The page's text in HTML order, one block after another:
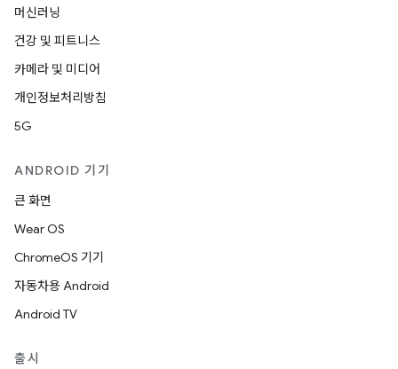
머신러닝
건강 및 피트니스
카메라 및 미디어
개인정보처리방침
5G
ANDROID 기기
큰 화면
Wear OS
ChromeOS 기기
자동차용 Android
Android TV
출시